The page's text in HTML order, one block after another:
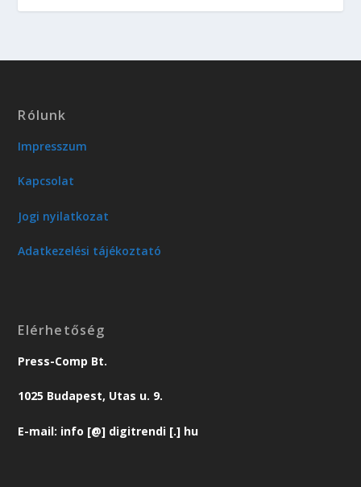
Rólunk
Impresszum
Kapcsolat
Jogi nyilatkozat
Adatkezelési tájékoztató
Elérhetőség
Press-Comp Bt.
1025 Budapest, Utas u. 9.
E-mail: info [@] digitrendi [.] hu